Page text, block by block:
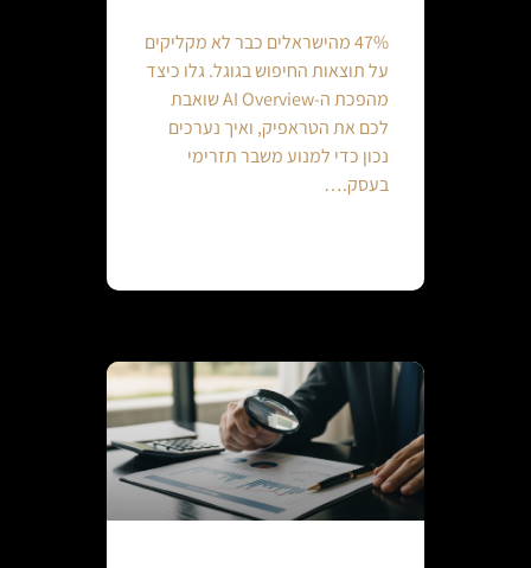
47% מהישראלים כבר לא מקליקים
על תוצאות החיפוש בגוגל. גלו כיצד
מהפכת ה-AI Overview שואבת
לכם את הטראפיק, ואיך נערכים
נכון כדי למנוע משבר תזרימי
בעסק.…